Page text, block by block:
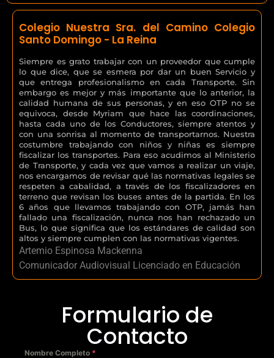
Colegio Nuestra Sra. del Camino Colegio
Santo Domingo - La Reina
Siempre es grato trabajar con un proveedor que cumple
lo que dice, que se esmera por dar un buen Servicio y
que entrega profesionalismo en cada Transporte. Sin
embargo es mejor y más importante que lo anterior, la
calidad humana de sus personas, y en eso OTP no se
equivoca, desde Myriam que hace las coordinaciones,
hasta cada uno de los Conductores, siempre atentos y
con una sonrisa al momento de transportarnos. Nuestra
costumbre trabajando con niños y niñas es siempre
fiscalizar los transportes. Para eso acudimos al Ministerio
de Transporte, y cada vez que vamos a realizar un viaje,
nos encargamos de revisar qué las normativas legales se
respeten a cabalidad, a través de los fiscalizadores en
terreno que revisan los buses antes de la partida. En los
6 años que llevamos trabajando con OTP, jamás han
fallado una fiscalización, nunca nos han rechazado un
Bus, lo que significa que los estándares de calidad son
altos y siempre cumplen con las normativas vigentes.
Artemio Espinosa Mackenna
Comunicador Audiovisual Licenciado en Educación
Formulario de
Contacto
Nombre Completo *